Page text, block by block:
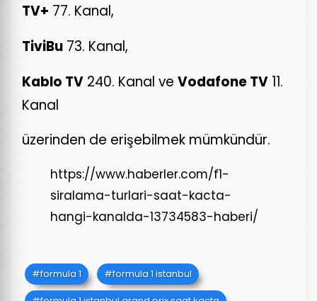
TV+ 77. Kanal,
TiviBu 73. Kanal,
Kablo TV 240. Kanal ve Vodafone TV 11.
Kanal
üzerinden de erişebilmek mümkündür.
https://www.haberler.com/f1-
siralama-turlari-saat-kacta-
hangi-kanalda-13734583-haberi/
formula 1
formula 1 istanbul